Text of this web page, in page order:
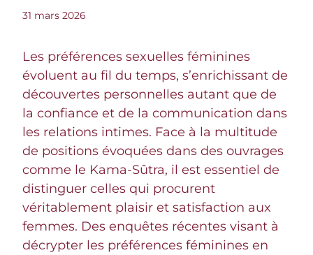
31 mars 2026
Les préférences sexuelles féminines
évoluent au fil du temps, s’enrichissant de
découvertes personnelles autant que de
la confiance et de la communication dans
les relations intimes. Face à la multitude
de positions évoquées dans des ouvrages
comme le Kama-Sûtra, il est essentiel de
distinguer celles qui procurent
véritablement plaisir et satisfaction aux
femmes. Des enquêtes récentes visant à
décrypter les préférences féminines en